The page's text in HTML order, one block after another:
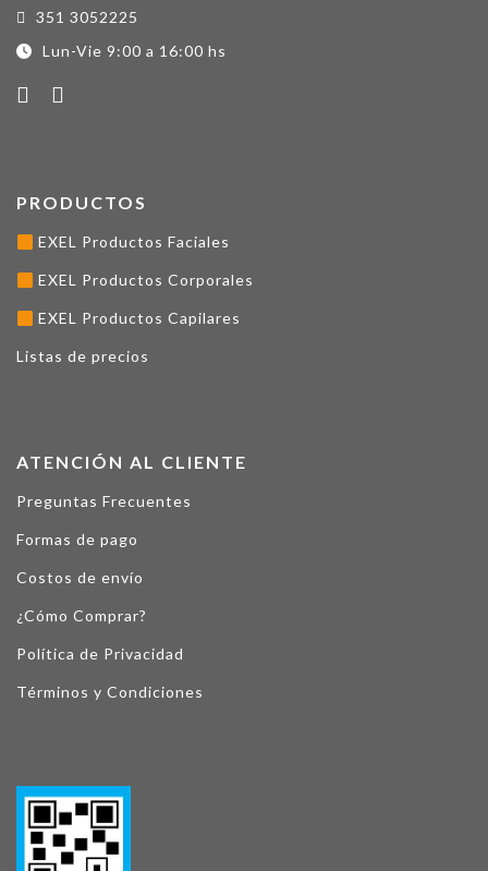
351 3052225
Lun-Vie 9:00 a 16:00 hs
PRODUCTOS
EXEL Productos Faciales
EXEL Productos Corporales
EXEL Productos Capilares
Listas de precios
ATENCIÓN AL CLIENTE
Preguntas Frecuentes
Formas de pago
Costos de envío
¿Cómo Comprar?
Política de Privacidad
Términos y Condiciones